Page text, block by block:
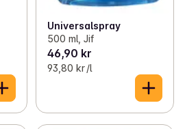
Universalspray
500 ml, Jif
46,90 kr
93,80 kr /l